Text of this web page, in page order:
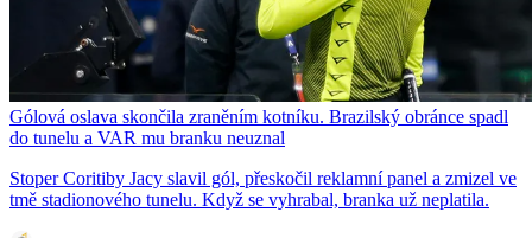
Gólová oslava skončila zraněním kotníku. Brazilský obránce spadl
do tunelu a VAR mu branku neuznal
Stoper Coritiby Jacy slavil gól, přeskočil reklamní panel a zmizel ve
tmě stadionového tunelu. Když se vyhrabal, branka už neplatila.